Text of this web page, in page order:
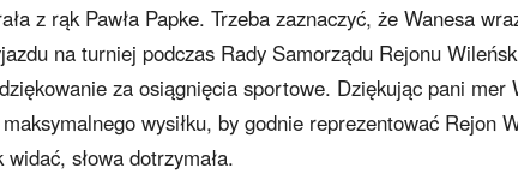
z rąk Pawła Papke. Trzeba zaznaczyć, że Wanesa
na turniej podczas Rady Samorządu Rejonu
za osiągnięcia sportowe. Dziękując pani mer
wysiłku, by godnie reprezentować Rejon
słowa dotrzymała.